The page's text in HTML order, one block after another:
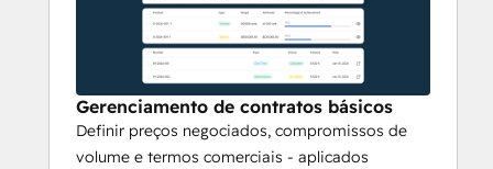
de faturamento, como SAP,
NetSuite, Sage, Odoo, Stripe e Chargebee -
garantindo que cotações, pedidos e faturas
permaneçam alinhados em toda a sua pilha
de receita.
Gerenciamento de contratos básicos
Definir preços negociados, compromissos de
volume e termos comerciais - aplicados